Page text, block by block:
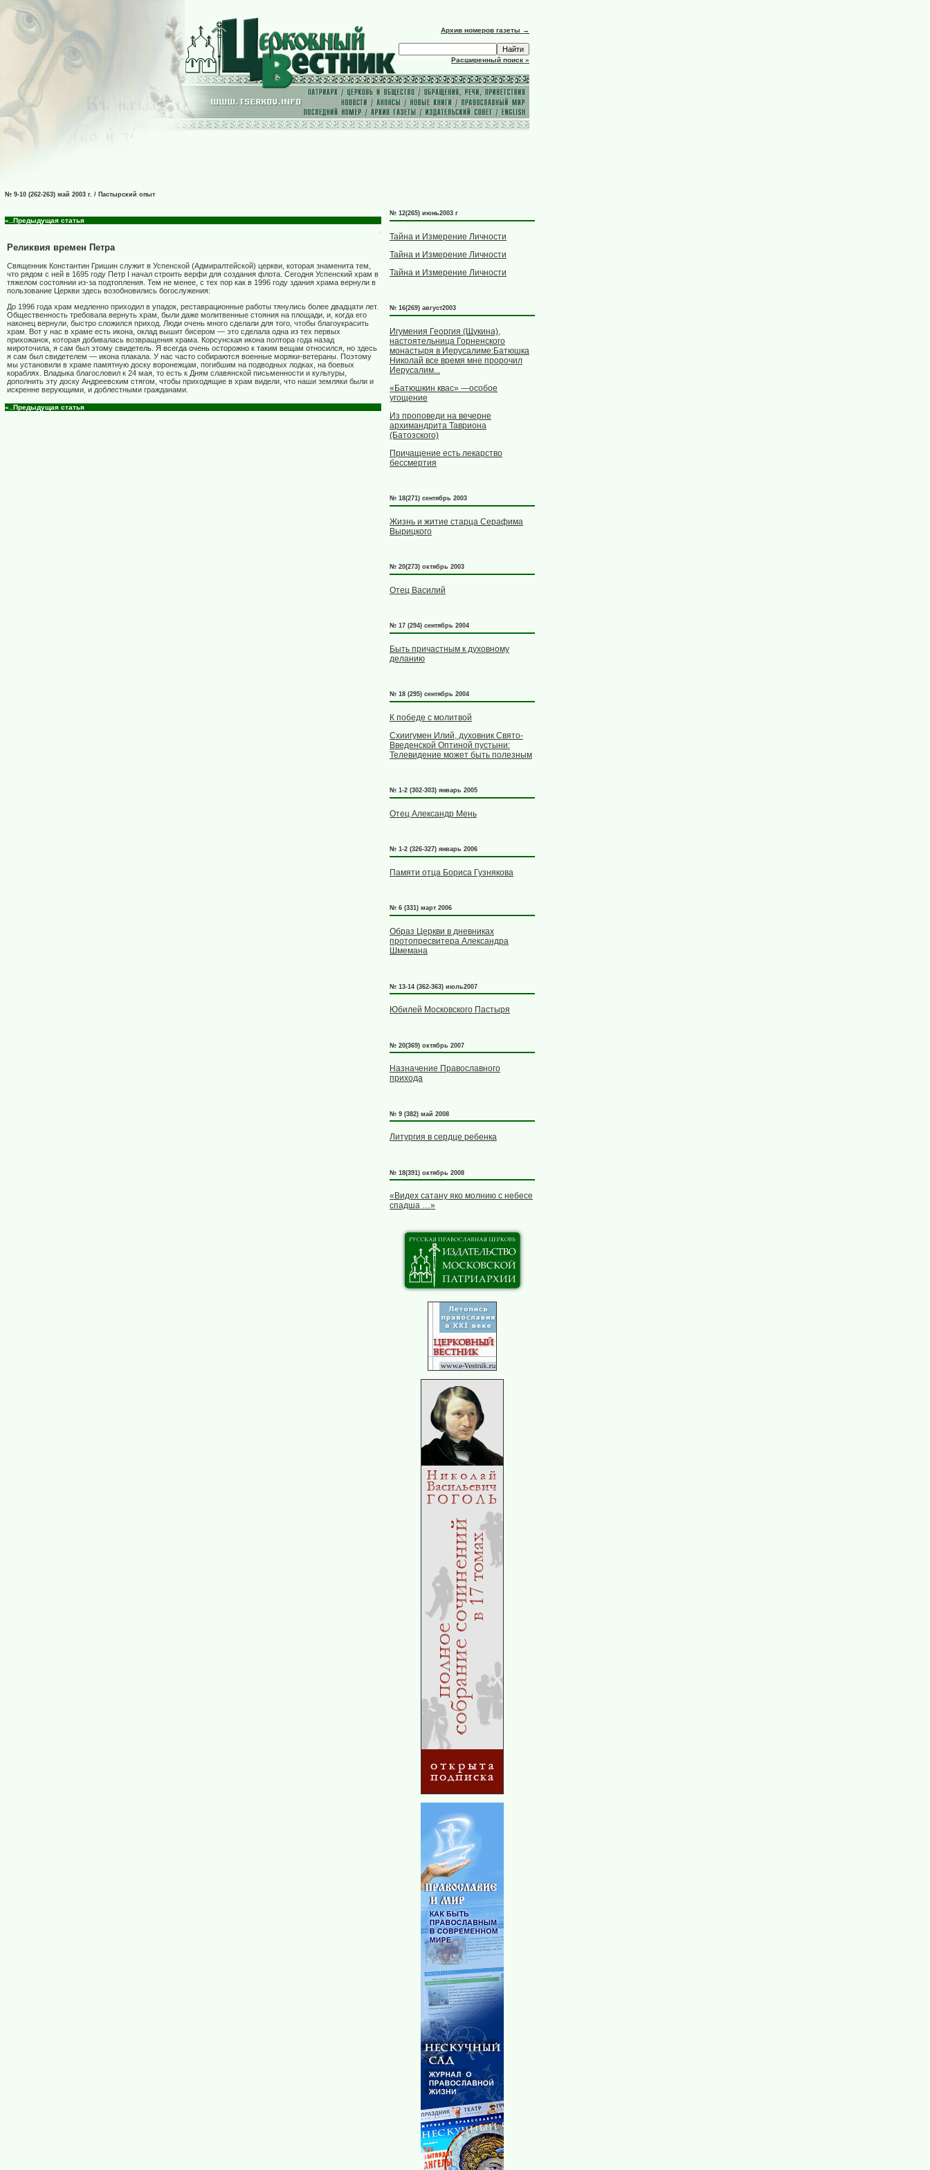
Архив номеров газеты →
Расширенный поиск »
№ 9-10 (262-263) май 2003 г. / Пастырский опыт
«..Предыдущая статья
Реликвия времен Петра
Священник Константин Гришин служит в Успенской (Адмиралтейской) церкви, которая знаменита тем,
что рядом с ней в 1695 году Петр I начал строить верфи для создания флота. Сегодня Успенский храм в
тяжелом состоянии из-за подтопления. Тем не менее, с тех пор как в 1996 году здания храма вернули в
пользование Церкви здесь возобновились богослужения:
До 1996 года храм медленно приходил в упадок, реставрационные работы тянулись более двадцати лет.
Общественность требовала вернуть храм, были даже молитвенные стояния на площади, и, когда его
наконец вернули, быстро сложился приход. Люди очень много сделали для того, чтобы благоукрасить
храм. Вот у нас в храме есть икона, оклад вышит бисером — это сделала одна из тех первых
прихожанок, которая добивалась возвращения храма. Корсунская икона полтора года назад
мироточила, я сам был этому свидетель. Я всегда очень осторожно к таким вещам относился, но здесь
я сам был свидетелем — икона плакала. У нас часто собираются военные моряки-ветераны. Поэтому
мы установили в храме памятную доску воронежцам, погибшим на подводных лодках, на боевых
кораблях. Владыка благословил к 24 мая, то есть к Дням славянской письменности и культуры,
дополнить эту доску Андреевским стягом, чтобы приходящие в храм видели, что наши земляки были и
искренне верующими, и доблестными гражданами.
«..Предыдущая статья
№ 12(265) июнь2003 г
Тайна и Измерение Личности
Тайна и Измерение Личности
Тайна и Измерение Личности
№ 16(269) август2003
Игумения Георгия (Щукина),
настоятельница Горненского
монастыря в Иерусалиме:Батюшка
Николай все время мне пророчил
Иерусалим...
«Батюшкин квас» —особое
угощение
Из проповеди на вечерне
архимандрита Тавриона
(Батозского)
Причащение есть лекарство
бессмертия
№ 18(271) сентябрь 2003
Жизнь и житие старца Серафима
Вырицкого
№ 20(273) октябрь 2003
Отец Василий
№ 17 (294) сентябрь 2004
Быть причастным к духовному
деланию
№ 18 (295) сентябрь 2004
К победе с молитвой
Схиигумен Илий, духовник Свято-
Введенской Оптиной пустыни:
Телевидение может быть полезным
№ 1-2 (302-303) январь 2005
Отец Александр Мень
№ 1-2 (326-327) январь 2006
Памяти отца Бориса Гузнякова
№ 6 (331) март 2006
Образ Церкви в дневниках
протопресвитера Александра
Шмемана
№ 13-14 (362-363) июль2007
Юбилей Московского Пастыря
№ 20(369) октябрь 2007
Назначение Православного
прихода
№ 9 (382) май 2008
Литургия в сердце ребенка
№ 18(391) октябрь 2008
«Видех сатану яко молнию с небесе
спадша …»